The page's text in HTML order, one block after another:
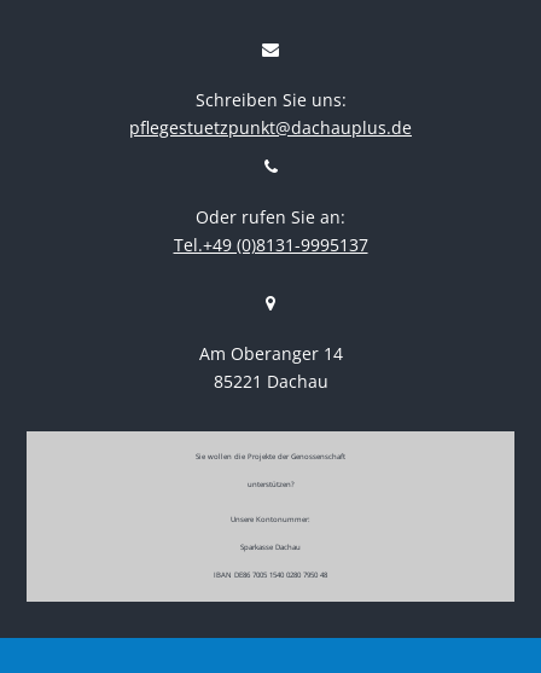
Schreiben Sie uns:
pflegestuetzpunkt@dachauplus.de
Oder rufen Sie an:
Tel.+49 (0)8131-9995137
Am Oberanger 14
85221 Dachau
Sie wollen die Projekte der Genossenschaft
unterstützen?
Unsere Kontonummer:
Sparkasse Dachau
IBAN DE86 7005 1540 0280 7950 48